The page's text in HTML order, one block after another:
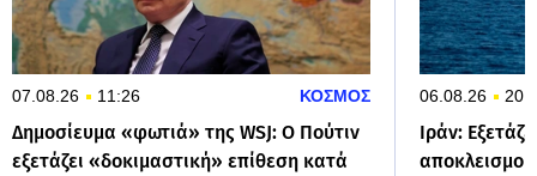
07.08.26 11:26 ΚΟΣΜΟΣ
Δημοσίευμα «φωτιά» της WSJ: Ο Πούτιν
εξετάζει «δοκιμαστική» επίθεση κατά
06.08.26
Ιράν: